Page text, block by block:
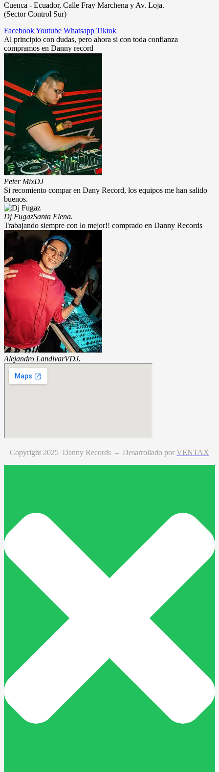
Cuenca - Ecuador, Calle Fray Marchena y Av. Loja.
(Sector Control Sur)
FacebookYoutube Whatsapp Tiktok
Al principio con dudas, pero ahora si con toda confianza
compramos en Danny record
Peter MixDJ
Si recomiento compar en Dany Record, los equipos me han salido
buenos.
Dj FugazSanta Elena.
Trabajando siempre con lo mejor!! comprado en Danny Records
Alejandro LandivarVDJ.
Copyright 2025 Danny Records – Desarrollado por VENTAX